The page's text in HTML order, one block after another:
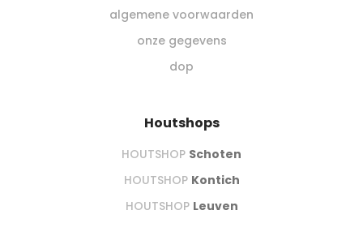
algemene voorwaarden
onze gegevens
dop
Houtshops
HOUTSHOP Schoten
HOUTSHOP Kontich
HOUTSHOP Leuven